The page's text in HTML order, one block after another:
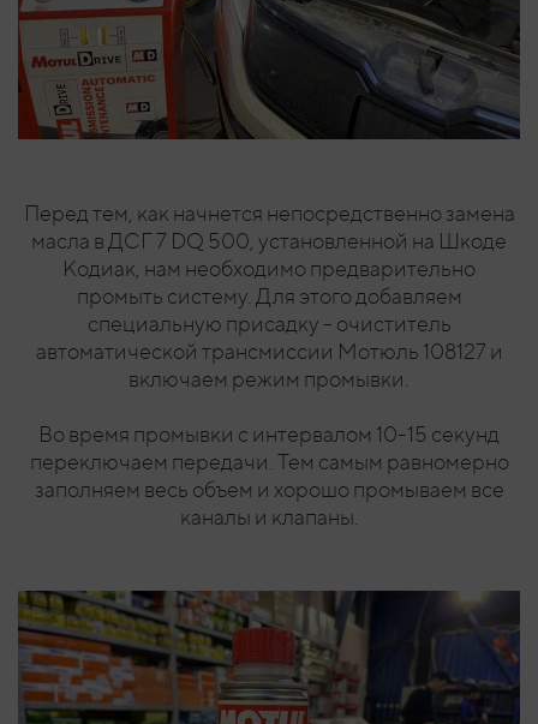
Перед тем, как начнется непосредственно замена
масла в ДСГ 7 DQ 500, установленной на Шкоде
Кодиак, нам необходимо предварительно
промыть систему. Для этого добавляем
специальную присадку - очиститель
автоматической трансмиссии Мотюль 108127 и
включаем режим промывки.
Во время промывки с интервалом 10-15 секунд
переключаем передачи. Тем самым равномерно
заполняем весь объем и хорошо промываем все
каналы и клапаны.